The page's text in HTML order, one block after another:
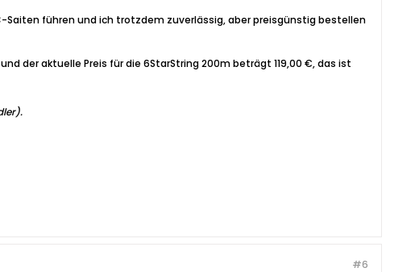
Saiten führen und ich trotzdem zuverlässig, aber preisgünstig bestellen
der aktuelle Preis für die 6StarString 200m beträgt 119,00 €, das ist
#6